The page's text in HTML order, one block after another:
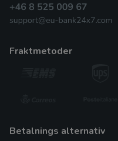
fraktmetoder
betalnings alternativ